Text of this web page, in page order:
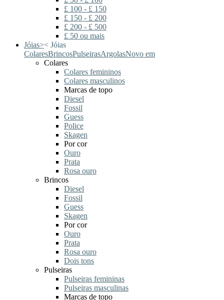
£ 100 - £ 150
£ 150 - £ 200
£ 200 - £ 500
£ 50 ou mais
Jóias>< Jóias
ColaresBrincosPulseirasArgolasNovo em
Colares
Colares femininos
Colares masculinos
Marcas de topo
Diesel
Fossil
Guess
Police
Skagen
Por cor
Ouro
Prata
Rosa ouro
Brincos
Diesel
Fossil
Guess
Skagen
Por cor
Ouro
Prata
Rosa ouro
Dois tons
Pulseiras
Pulseiras femininas
Pulseiras masculinas
Marcas de topo